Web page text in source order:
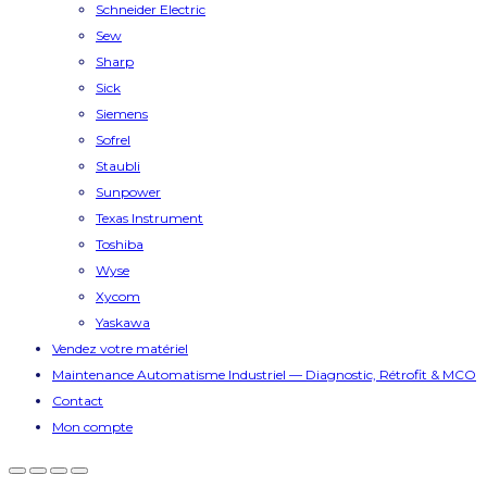
Schneider Electric
Sew
Sharp
Sick
Siemens
Sofrel
Staubli
Sunpower
Texas Instrument
Toshiba
Wyse
Xycom
Yaskawa
Vendez votre matériel
Maintenance Automatisme Industriel — Diagnostic, Rétrofit & MCO
Contact
Mon compte